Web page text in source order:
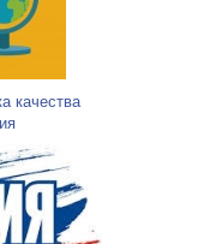
качества